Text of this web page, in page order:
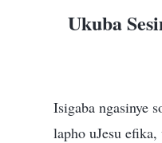
Ukuba
Isigaba ngasinye
lapho uJesu